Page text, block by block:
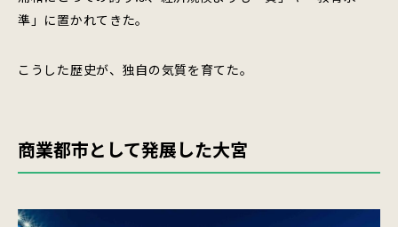
準」に置かれてきた。
こうした歴史が、独自の気質を育てた。
商業都市として発展した大宮